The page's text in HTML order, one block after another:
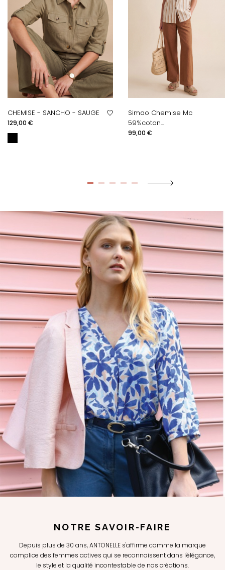
CHEMISE - SANCHO - SAUGE
Prix
129,00 €
Simao Chemise Mc
59%coton...
Prix
99,00 €
NOTRE SAVOIR-FAIRE
Depuis plus de 30 ans, ANTONELLE s'affirme comme la marque
complice des femmes actives qui se reconnaissent dans l'élégance,
le style et la qualité incontestable de nos créations.